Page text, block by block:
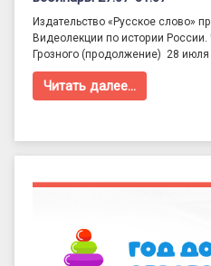
Издательство «Русское слово»
Видеолекции по истории России.
Грозного (продолжение) 28 июля
Читать далее…